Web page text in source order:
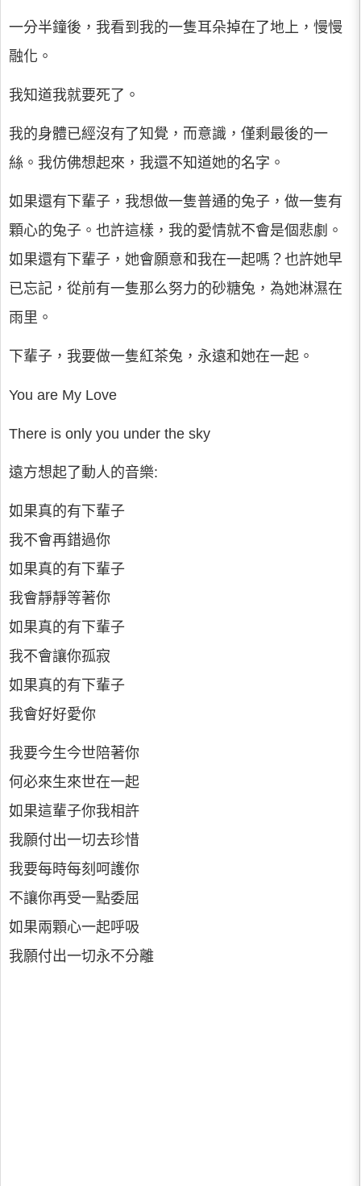
一分半鐘後，我看到我的一隻耳朵掉在了地上，慢慢
融化。
我知道我就要死了。
我的身體已經沒有了知覺，而意識，僅剩最後的一
絲。我仿佛想起來，我還不知道她的名字。
如果還有下輩子，我想做一隻普通的兔子，做一隻有
顆心的兔子。也許這樣，我的愛情就不會是個悲劇。
如果還有下輩子，她會願意和我在一起嗎？也許她早
已忘記，從前有一隻那么努力的砂糖兔，為她淋濕在
雨里。
下輩子，我要做一隻紅茶兔，永遠和她在一起。
You are My Love
There is only you under the sky
遠方想起了動人的音樂:
如果真的有下輩子
我不會再錯過你
如果真的有下輩子
我會靜靜等著你
如果真的有下輩子
我不會讓你孤寂
如果真的有下輩子
我會好好愛你
我要今生今世陪著你
何必來生來世在一起
如果這輩子你我相許
我願付出一切去珍惜
我要每時每刻呵護你
不讓你再受一點委屈
如果兩顆心一起呼吸
我願付出一切永不分離